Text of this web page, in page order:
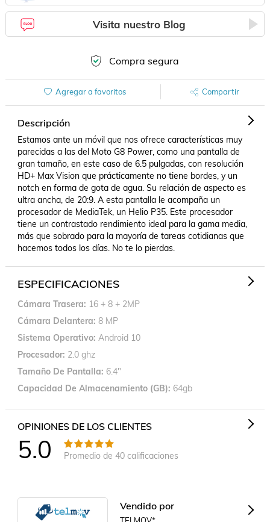
Visita nuestro Blog
Compra segura
Agregar a favoritos Compartir
Descripción
Estamos ante un móvil que nos ofrece características muy
parecidas a las del Moto G8 Power, como una pantalla de
gran tamaño, en este caso de 6.5 pulgadas, con resolución
HD+ Max Vision que prácticamente no tiene bordes, y un
notch en forma de gota de agua. Su relación de aspecto es
ultra ancha, de 20:9. A esta pantalla le acompaña un
procesador de MediaTek, un Helio P35. Este procesador
tiene un contrastado rendimiento ideal para la gama media,
más que sobrado para la mayoría de tareas cotidianas que
hacemos todos los días. No te lo pierdas.
ESPECIFICACIONES
Cámara Trasera
16 + 8 + 2MP
Cámara Delantera 8 MP
Sistema Operativo Android 10
Procesador 2.0 ghz
Tamaño De Pantalla 6.4"
Capacidad De Almacenamiento (GB) 64gb
OPINIONES DE LOS CLIENTES
5.0 Promedio de 40calificaciones
Vendido por
TELMOV*